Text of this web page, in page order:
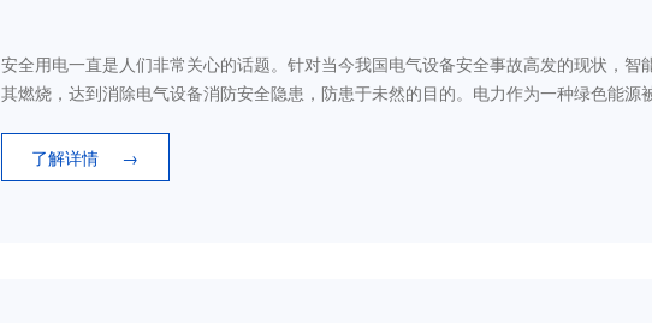
安全用电一直是人们非常关心的话题。针对当今我国电气设备安全事故高发的现状，智
其燃烧，达到消除电气设备消防安全隐患，防患于未然的目的。电力作为一种绿色能源
了解详情 →